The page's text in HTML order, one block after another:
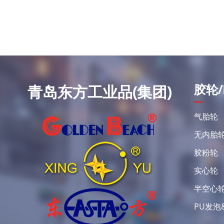
青岛东方工业品(集团) 胶轮
气胎轮
无内胎
胶粉轮
实心轮
半空心
PU发